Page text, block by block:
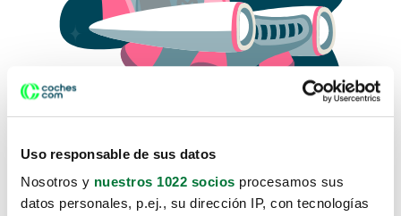
Uso responsable de sus datos
Nosotros y nuestros 1022 socios procesamos sus
datos personales, p.ej., su dirección IP, con tecnologías